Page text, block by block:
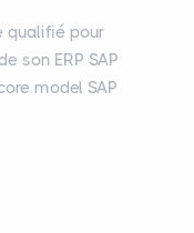
qualifié pour
son ERP SAP
model SAP